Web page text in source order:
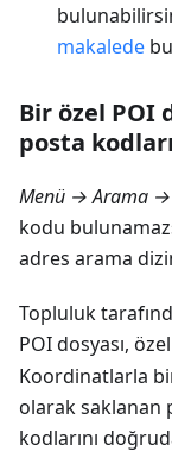
makalede
Bir özel POI
posta
Menü → Arama →
kodu
adres arama
Topluluk
POI dosyası,
Koordinatlarla
olarak saklanan
kodlarını